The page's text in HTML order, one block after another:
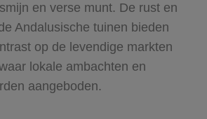
en verse munt. De rust en
Andalusische tuinen bieden
op de levendige markten
lokale ambachten en
aangeboden.